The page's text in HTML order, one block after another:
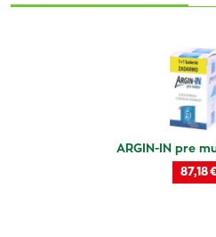
ARGIN-IN pre
87,18